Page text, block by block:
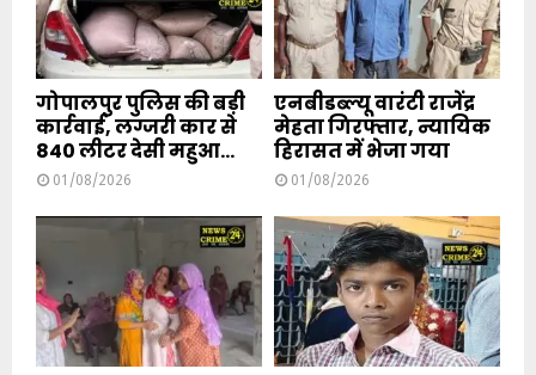
गोपालपुर पुलिस की बड़ी
कार्रवाई, लग्जरी कार से
840 लीटर देसी महुआ...
01/08/2026
एनबीडब्ल्यू वारंटी राजेंद्र
मेहता गिरफ्तार, न्यायिक
हिरासत में भेजा गया
01/08/2026